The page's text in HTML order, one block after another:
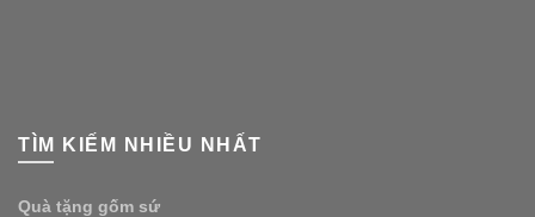
TÌM KIẾM NHIỀU NHẤT
Quà tặng gốm sứ